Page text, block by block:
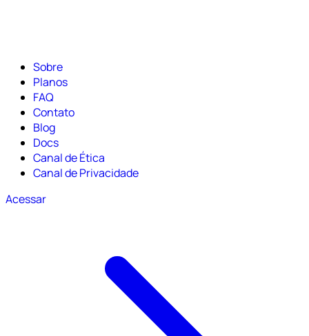
Sobre
Planos
FAQ
Contato
Blog
Docs
Canal de Ética
Canal de Privacidade
Acessar